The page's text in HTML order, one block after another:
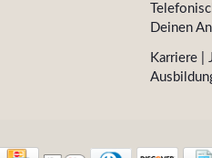
Deinen
Karriere |